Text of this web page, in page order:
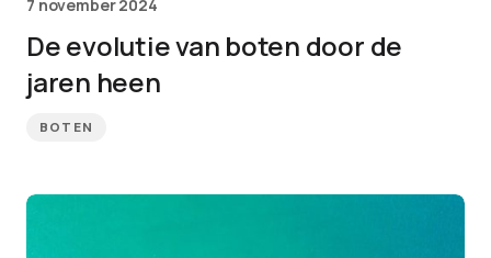
7 november 2024
De evolutie van boten door de
jaren heen
BOTEN